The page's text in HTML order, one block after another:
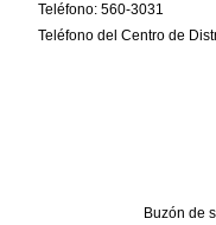
Teléfono: 560-3031
Teléfono del Centro de
Buzón de